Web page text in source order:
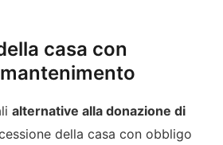
casa con
alternative alla donazione di
della casa con obbligo